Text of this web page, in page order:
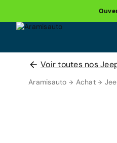
Voir toutes nos
Aramisauto Achat